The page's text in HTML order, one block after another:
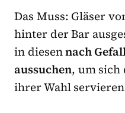
Das Muss: Gläser
hinter der Bar
in diesennach
aussuchen, um sich
ihrer Wahl